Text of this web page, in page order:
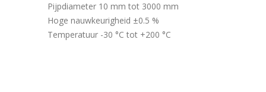
Pijpdiameter 10 mm tot 3000 mm
Hoge nauwkeurigheid ±0.5 %
Temperatuur -30 °C tot +200 °C